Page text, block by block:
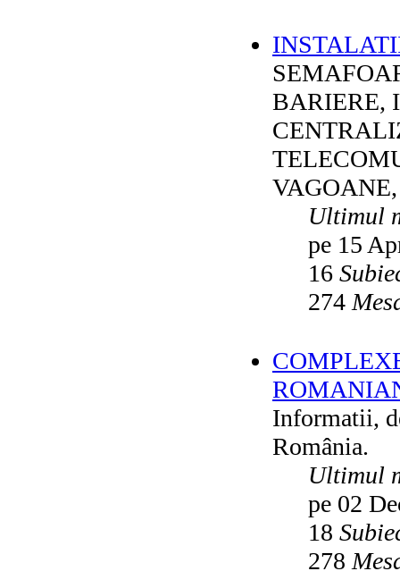
BARIERE,
Ultimul
pe 15
16
274
Informatii,
România.
Ultimul
pe 02
18
278